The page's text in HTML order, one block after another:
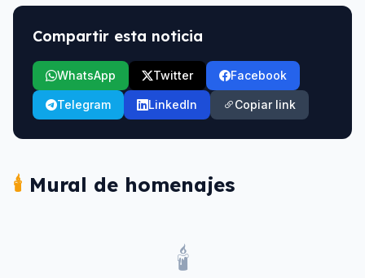
Compartir esta noticia
WhatsApp Twitter Facebook
Telegram LinkedIn Copiar link
🕯️ Mural de homenajes
🕯️